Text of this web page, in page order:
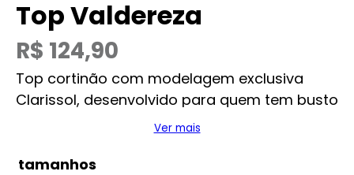
Top Valdereza
R$ 124,90
Top cortinão com modelagem exclusiva
Clarissol, desenvolvido para quem tem busto
maior, oferecendo sustentação e conforto
Ver mais
tamanhos